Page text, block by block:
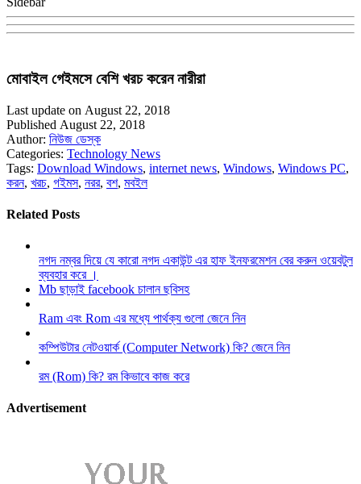
মোবাইল গেইমসে বেশি খরচ করেন নারীরা
Last update on August 22, 2018
Published August 22, 2018
Author: নিউজ ডেস্ক
Categories: Technology News
Tags: Download Windows, internet news, Windows, Windows PC,
করন, খরচ, গইমস, নরর, বশ, মবইল
Related Posts
নগদ নম্বর দিয়ে যে কারো নগদ একাউন্ট এর হাফ ইনফরমেশন বের করুন ওয়েবটুল
ব্যবহার করে ।
Mb ছাড়াই facebook চালান ছবিসহ
Ram এবং Rom এর মধ্যে পার্থক্য গুলো জেনে নিন
কম্পিউটার নেটওয়ার্ক (Computer Network) কি? জেনে নিন
রম (Rom) কি? রম কিভাবে কাজ করে
Advertisement